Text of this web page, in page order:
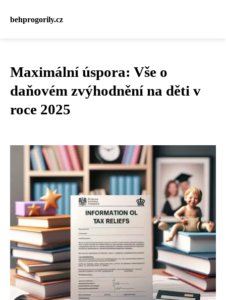
behprogorily.cz
Maximální úspora: Vše o
daňovém zvýhodnění na děti v
roce 2025